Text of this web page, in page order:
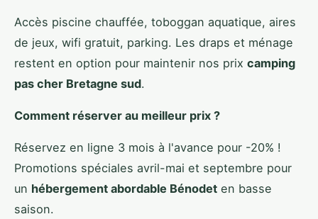
Accès piscine chauffée, toboggan aquatique, aires
de jeux, wifi gratuit, parking. Les draps et ménage
restent en option pour maintenir nos prix camping
pas cher Bretagne sud.
Comment réserver au meilleur prix ?
Réservez en ligne 3 mois à l'avance pour -20% !
Promotions spéciales avril-mai et septembre pour
un hébergement abordable Bénodet en basse
saison.